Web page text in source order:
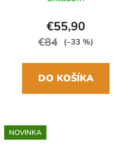
€55,90
€84 (–33 %)
DO KOŠÍKA
NOVINKA